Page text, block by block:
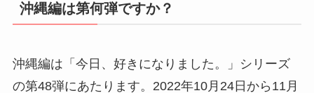
沖縄編は第何弾ですか？
沖縄編は「今日、好きになりました。」シリーズ
の第48弾にあたります。2022年10月24日から11月